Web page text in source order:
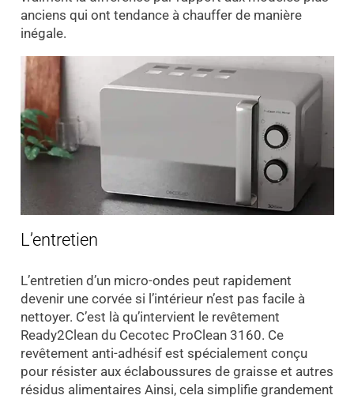
anciens qui ont tendance à chauffer de manière
inégale.
L’entretien
L’entretien d’un micro-ondes peut rapidement
devenir une corvée si l’intérieur n’est pas facile à
nettoyer. C’est là qu’intervient le revêtement
Ready2Clean du Cecotec ProClean 3160. Ce
revêtement anti-adhésif est spécialement conçu
pour résister aux éclaboussures de graisse et autres
résidus alimentaires Ainsi, cela simplifie grandement